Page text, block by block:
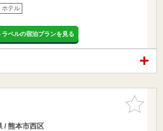
ホテル
ラベルの宿泊プランを見る
お気に入
りに追加
/ 熊本市西区